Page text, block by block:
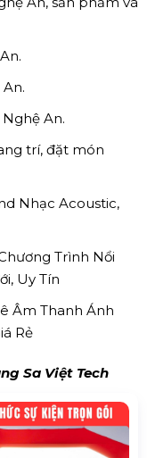
An.
trí, đặt món
Nhạc Acoustic,
Trình Nổi
Uy Tín
Âm Thanh Ánh
Rẻ
Sa Việt Tech